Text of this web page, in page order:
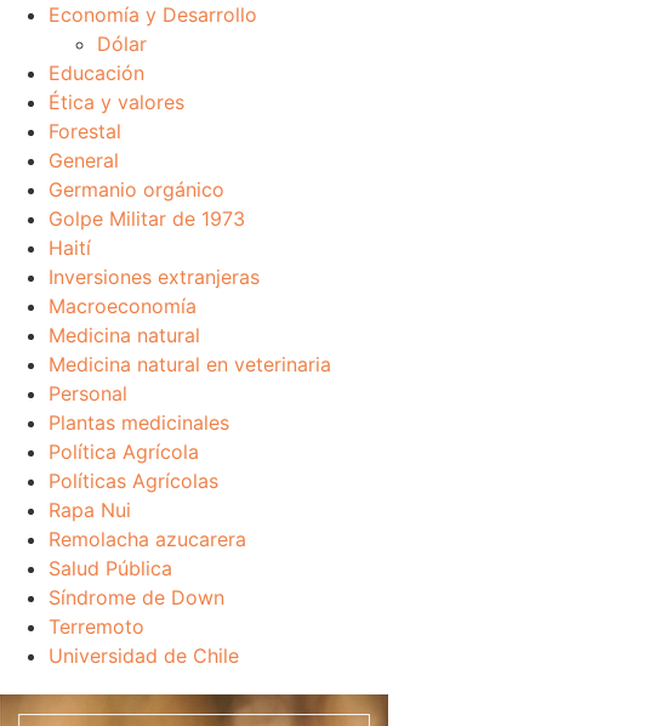
Economía y Desarrollo
Dólar
Educación
Ética y valores
Forestal
General
Germanio orgánico
Golpe Militar de 1973
Haití
Inversiones extranjeras
Macroeconomía
Medicina natural
Medicina natural en veterinaria
Personal
Plantas medicinales
Política Agrícola
Políticas Agrícolas
Rapa Nui
Remolacha azucarera
Salud Pública
Síndrome de Down
Terremoto
Universidad de Chile